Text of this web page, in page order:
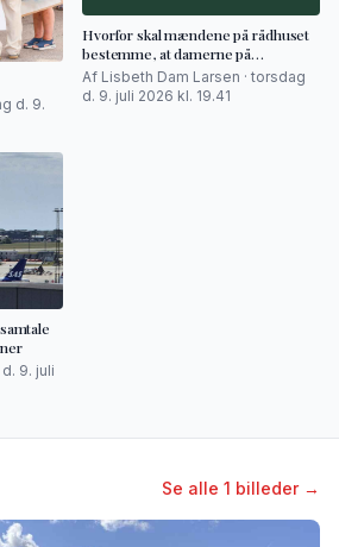
d. 9.
Hvorfor skal mændene på rådhuset
bestemme, at damerne på
badeanstalten skal have tøj på?
Af Lisbeth Dam Larsen · torsdag
d. 9. juli 2026 kl. 19.41
9. juli
Se alle 1 billeder →